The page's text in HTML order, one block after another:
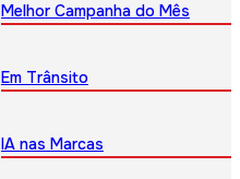
Melhor Campanha do Mês
Em Trânsito
IA nas Marcas